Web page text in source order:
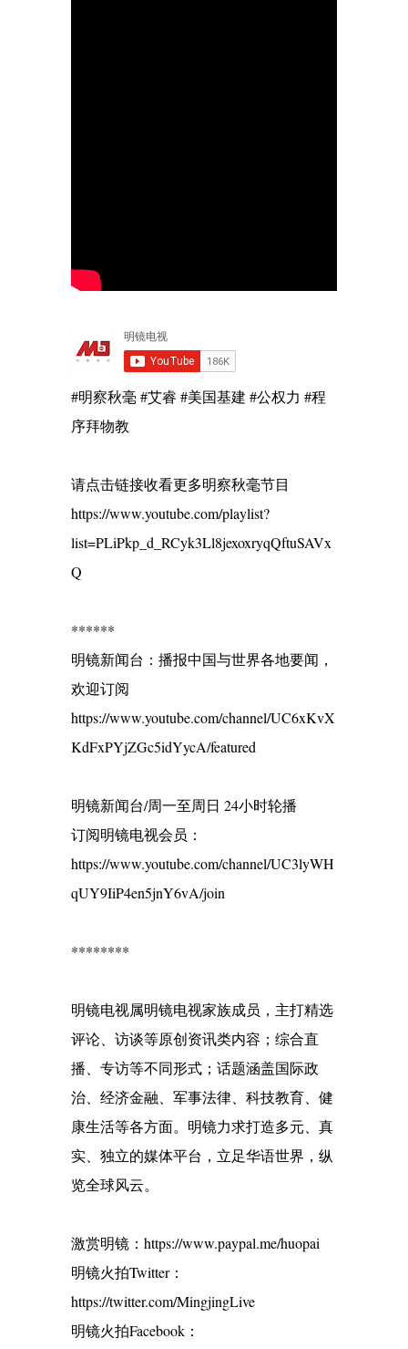
#明察秋毫 #艾睿 #美国基建 #公权力 #程
序拜物教
请点击链接收看更多明察秋毫节目
https://www.youtube.com/playlist?
list=PLiPkp_d_RCyk3Ll8jexoxryqQftuSAVx
Q
******
明镜新闻台：播报中国与世界各地要闻，
欢迎订阅
https://www.youtube.com/channel/UC6xKvX
KdFxPYjZGc5idYycA/featured
明镜新闻台/周一至周日 24小时轮播
订阅明镜电视会员：
https://www.youtube.com/channel/UC3lyWH
qUY9IiP4en5jnY6vA/join
********
明镜电视属明镜电视家族成员，主打精选
评论、访谈等原创资讯类内容；综合直
播、专访等不同形式；话题涵盖国际政
治、经济金融、军事法律、科技教育、健
康生活等各方面。明镜力求打造多元、真
实、独立的媒体平台，立足华语世界，纵
览全球风云。
激赏明镜：https://www.paypal.me/huopai
明镜火拍Twitter：
https://twitter.com/MingjingLive
明镜火拍Facebook：